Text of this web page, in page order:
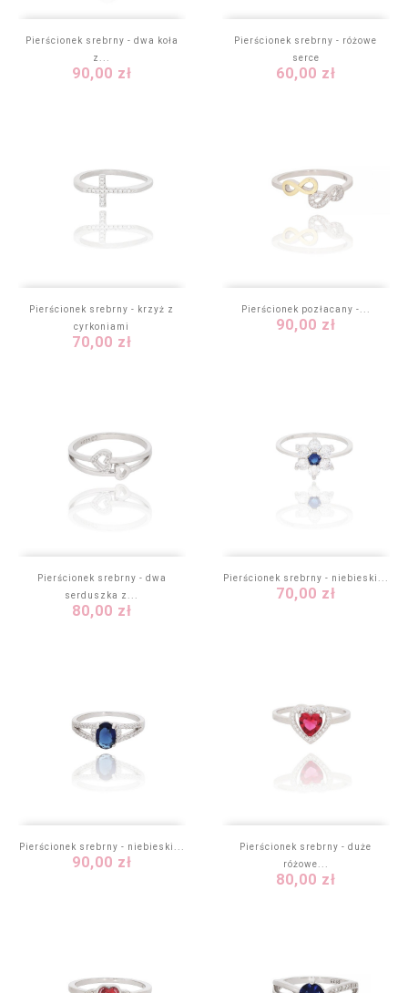
Pierścionek srebrny - dwa koła
z...
Cena
90,00 zł
Pierścionek srebrny - różowe
serce
Cena
60,00 zł
Pierścionek srebrny - krzyż z
cyrkoniami
Cena
70,00 zł
Pierścionek pozłacany -...
Cena
90,00 zł
Pierścionek srebrny - dwa
serduszka z...
Cena
80,00 zł
Pierścionek srebrny - niebieski...
Cena
70,00 zł
Pierścionek srebrny - niebieski...
Cena
90,00 zł
Pierścionek srebrny - duże
różowe...
Cena
80,00 zł